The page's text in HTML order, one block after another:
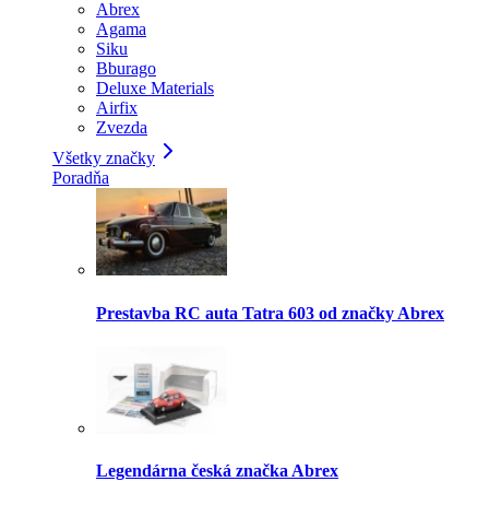
Abrex
Agama
Siku
Bburago
Deluxe Materials
Airfix
Zvezda
Všetky značky
Poradňa
Prestavba RC auta Tatra 603 od značky Abrex
Legendárna česká značka Abrex